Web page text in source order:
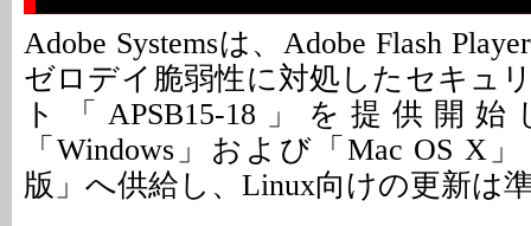
Adobe Systemsは、Adobe Flash
ゼロデイ脆弱性に対処したセキュ
ト「APSB15-18」を提供開
「Windows」および「Mac OS X
版」へ供給し、Linux向けの更新は